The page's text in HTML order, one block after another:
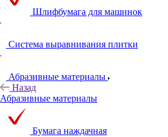
Шлифбумага для машинок
Система выравнивания плитки
Абразивные материалы
Назад
Абразивные материалы
Бумага наждачная